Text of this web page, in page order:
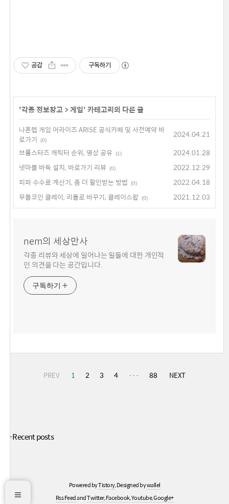
공감 구독하기
'각종 정보창고>게임' 카테고리의 다른 글
나혼렙 게임 어라이즈 ARISE 공식카페 및 사전예약 바
로가기
(0)
2024.04.21
브롤스타즈 캐릭터 순위, 영상 공유 (1)
2024.01.28
넷마블 바둑 설치, 바로가기 리뷰 (0)
2022.12.29
피파 수수료 계산기, 좀 더 할인받는 방법
(0)
2022.04.18
무돌코인 클레이, 리플로 바꾸기, 클레이스왑 (0) 2021.12.03
nem의 세상만사
각종 리뷰와 세상에 일어나는 일들에 대한 개인적
인 의견을 다는 공간입니다.
구독하기
PREV 1 2 3 4 ··· 88 NEXT
+ Recent posts
Powered byTistory, Designed bywallel
Rss FeedandTwitter,Facebook,Youtube,Google+